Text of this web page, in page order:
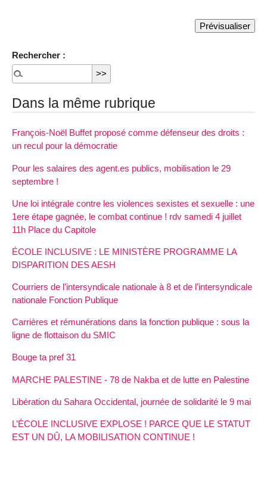
Rechercher :
Dans la même rubrique
François-Noël Buffet proposé comme défenseur des droits :
un recul pour la démocratie
Pour les salaires des agent.es publics, mobilisation le 29
septembre !
Une loi intégrale contre les violences sexistes et sexuelle : une
1ere étape gagnée, le combat continue ! rdv samedi 4 juillet
11h Place du Capitole
ÉCOLE INCLUSIVE : LE MINISTÈRE PROGRAMME LA
DISPARITION DES AESH
Courriers de l’intersyndicale nationale à 8 et de l’intersyndicale
nationale Fonction Publique
Carrières et rémunérations dans la fonction publique : sous la
ligne de flottaison du SMIC
Bouge ta pref 31
MARCHE PALESTINE - 78 de Nakba et de lutte en Palestine
Libération du Sahara Occidental, journée de solidarité le 9 mai
L’ÉCOLE INCLUSIVE EXPLOSE ! PARCE QUE LE STATUT
EST UN DÛ, LA MOBILISATION CONTINUE !